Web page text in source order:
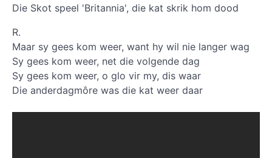
Die Skot speel 'Britannia', die kat skrik hom dood
R.
Maar sy gees kom weer, want hy wil nie langer wag
Sy gees kom weer, net die volgende dag
Sy gees kom weer, o glo vir my, dis waar
Die anderdagmôre was die kat weer daar